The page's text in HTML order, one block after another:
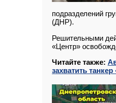
подразделений
(ДНР).
Решительными
«Центр»
Читайте также:
захватить